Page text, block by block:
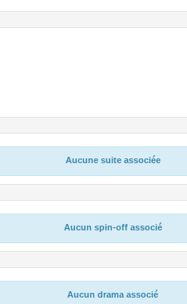
Aucune suite associée
Aucun spin-off associé
Aucun drama associé